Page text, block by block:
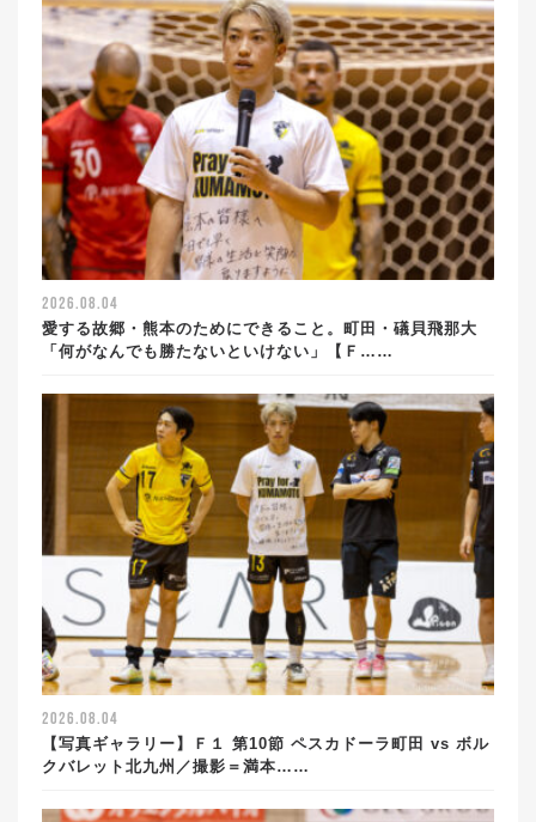
2026.08.04
愛する故郷・熊本のためにできること。町田・礒貝飛那大
「何がなんでも勝たないといけない」【Ｆ……
2026.08.04
【写真ギャラリー】Ｆ１ 第10節 ペスカドーラ町田 vs ボル
クバレット北九州／撮影＝満本……